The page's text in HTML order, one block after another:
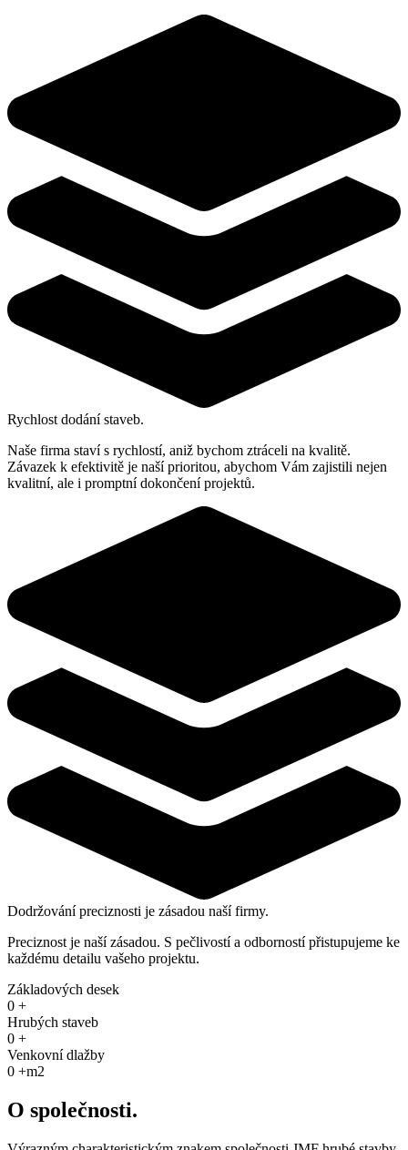
Rychlost dodání staveb.
Naše firma staví s rychlostí, aniž bychom ztráceli na kvalitě.
Závazek k efektivitě je naší prioritou, abychom Vám zajistili nejen
kvalitní, ale i promptní dokončení projektů.
Dodržování preciznosti je zásadou naší firmy.
Preciznost je naší zásadou. S pečlivostí a odborností přistupujeme ke
každému detailu vašeho projektu.
Základových desek
0 +
Hrubých staveb
0 +
Venkovní dlažby
0 +m2
O společnosti.